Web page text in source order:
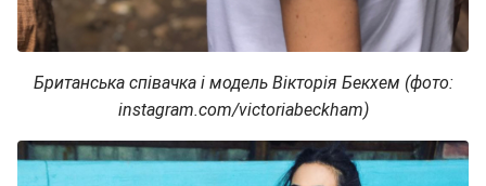
Британська співачка і модель Вікторія Бекхем (фото:
instagram.com/victoriabeckham)